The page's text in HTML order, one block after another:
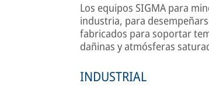
Los equipos SIGMA para
industria, para
fabricados para soportar
dañinas y atmósferas
INDUSTRIAL